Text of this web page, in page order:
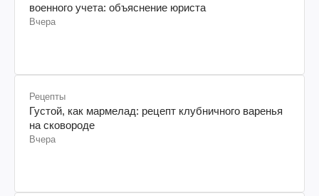
военного учета: объяснение юриста
Вчера
Рецепты
Густой, как мармелад: рецепт клубничного варенья
на сковороде
Вчера